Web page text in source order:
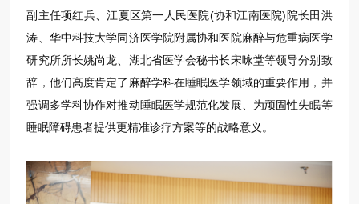
副主任项红兵、江夏区第一人民医院(协和江南医院)院长田洪
涛、华中科技大学同济医学院附属协和医院麻醉与危重病医学
研究所所长姚尚龙、湖北省医学会秘书长宋咏堂等领导分别致
辞，他们高度肯定了麻醉学科在睡眠医学领域的重要作用，并
强调多学科协作对推动睡眠医学规范化发展、为顽固性失眠等
睡眠障碍患者提供更精准诊疗方案等的战略意义。